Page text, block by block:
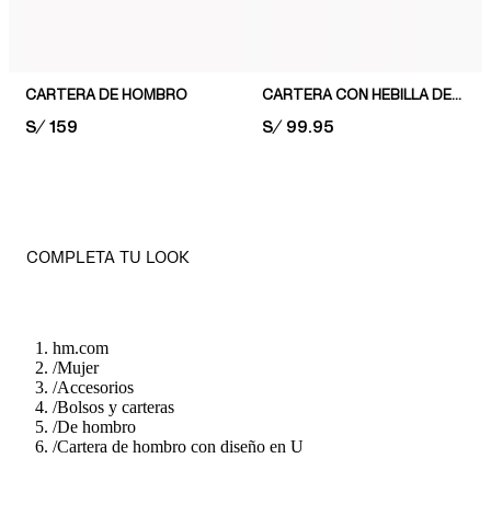
CARTERA DE HOMBRO
PRICE:
S/ 159
CARTERA CON HEBILLA DECORATIVA
PRICE:
S/ 99.95
COMPLETA TU LOOK
hm.com
/Mujer
/Accesorios
/Bolsos y carteras
/De hombro
/Cartera de hombro con diseño en U